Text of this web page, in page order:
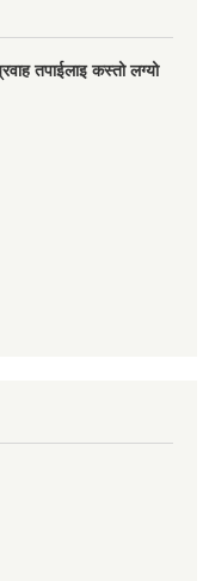
तपाईलाइ कस्तो लग्यो